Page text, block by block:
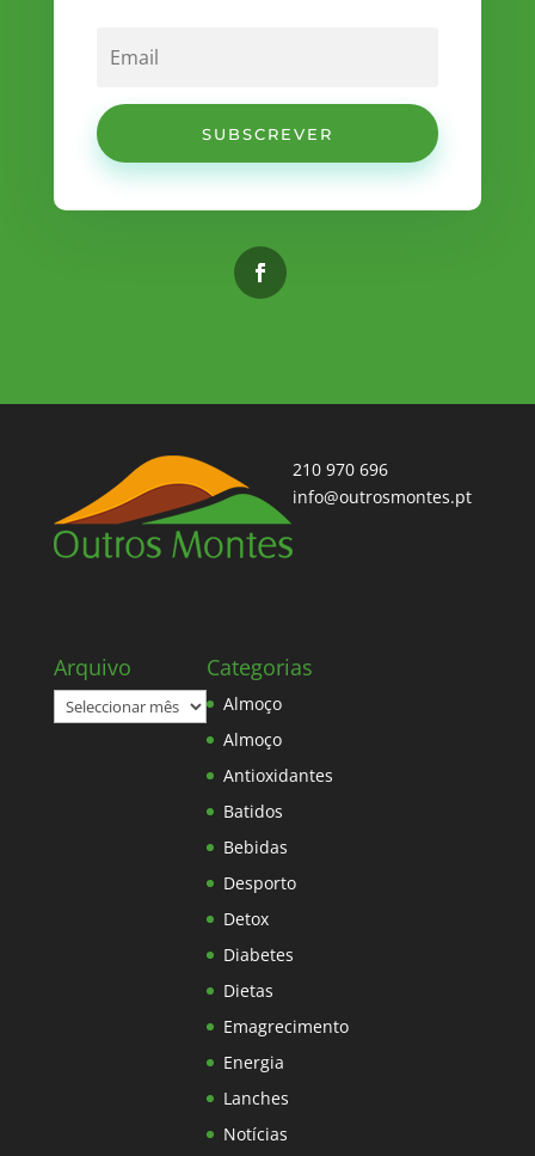
SUBSCREVER
210 970 696
info@outrosmontes.pt
Arquivo
Arquivo
Categorias
Almoço
Almoço
Antioxidantes
Batidos
Bebidas
Desporto
Detox
Diabetes
Dietas
Emagrecimento
Energia
Lanches
Notícias